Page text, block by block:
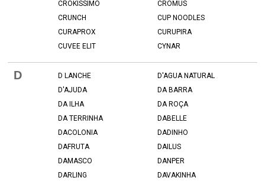
CROKISSIMO
CROMUS
CRUNCH
CUP NOODLES
CURAPROX
CURUPIRA
CUVEE ELIT
CYNAR
D D LANCHE
D'AGUA NATURAL
D'AJUDA
DA BARRA
DA ILHA
DA ROÇA
DA TERRINHA
DABELLE
DACOLONIA
DADINHO
DAFRUTA
DAILUS
DAMASCO
DANPER
DARLING
DAVAKINHA